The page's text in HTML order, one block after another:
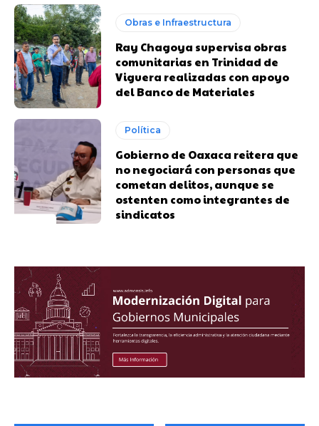
Obras e Infraestructura
Ray Chagoya supervisa obras
comunitarias en Trinidad de
Viguera realizadas con apoyo
del Banco de Materiales
Política
Gobierno de Oaxaca reitera que
no negociará con personas que
cometan delitos, aunque se
ostenten como integrantes de
sindicatos